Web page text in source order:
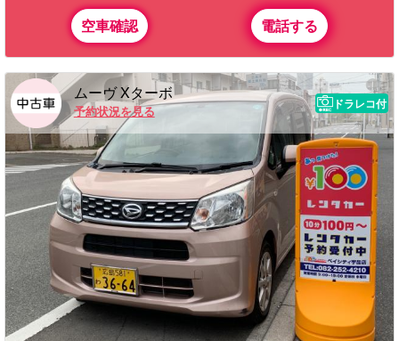
空車確認 電話する
ムーヴ Xターボ
予約状況を見る
ドラレコ付